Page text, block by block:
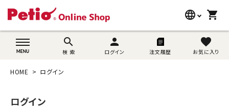
language
wovn-lang-name
shopping_cart
search
検 索
person
ログイン 注文履歴
favorite
お気に入り
search
うさぎ用品
HOME ログイン
ログイン